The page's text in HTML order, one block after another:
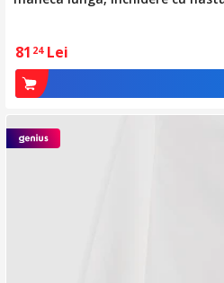
81 24 Lei